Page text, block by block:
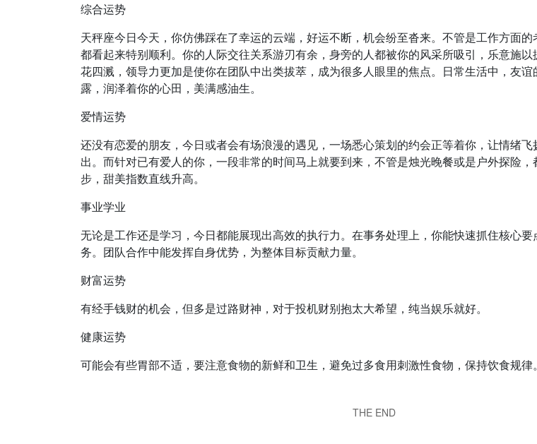
综合运势
天秤座今日今天，你仿佛踩在了幸运的云端，好运不断，机会纷至沓来。不管是工作方面的
都看起来特别顺利。你的人际交往关系游刃有余，身旁的人都被你的风采所吸引，乐意施
花四溅，领导力更加是使你在团队中出类拔萃，成为很多人眼里的焦点。日常生活中，友
露，润泽着你的心田，美满感油生。
爱情运势
还没有恋爱的朋友，今日或者会有场浪漫的遇见，一场悉心策划的约会正等着你，让情绪
出。而针对已有爱人的你，一段非常的时间马上就要到来，不管是烛光晚餐或是户外探险
步，甜美指数直线升高。
事业学业
无论是工作还是学习，今日都能展现出高效的执行力。在事务处理上，你能快速抓住核心
务。团队合作中能发挥自身优势，为整体目标贡献力量。
财富运势
有经手钱财的机会，但多是过路财神，对于投机财别抱太大希望，纯当娱乐就好。
健康运势
可能会有些胃部不适，要注意食物的新鲜和卫生，避免过多食用刺激性食物，保持饮食规律。
THE END